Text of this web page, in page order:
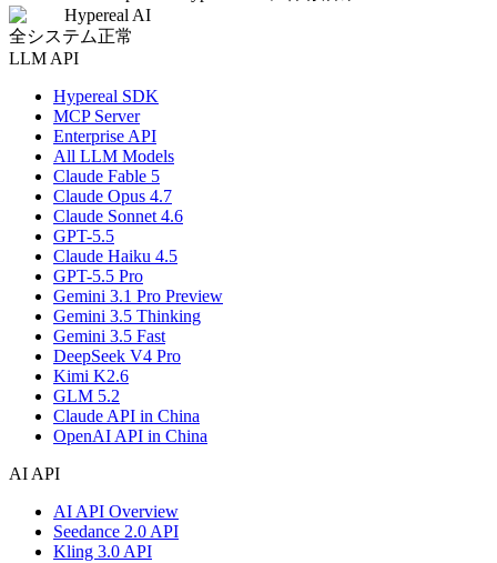
Hypereal AI
全システム正常
LLM API
Hypereal SDK
MCP Server
Enterprise API
All LLM Models
Claude Fable 5
Claude Opus 4.7
Claude Sonnet 4.6
GPT-5.5
Claude Haiku 4.5
GPT-5.5 Pro
Gemini 3.1 Pro Preview
Gemini 3.5 Thinking
Gemini 3.5 Fast
DeepSeek V4 Pro
Kimi K2.6
GLM 5.2
Claude API in China
OpenAI API in China
AI API
AI API Overview
Seedance 2.0 API
Kling 3.0 API